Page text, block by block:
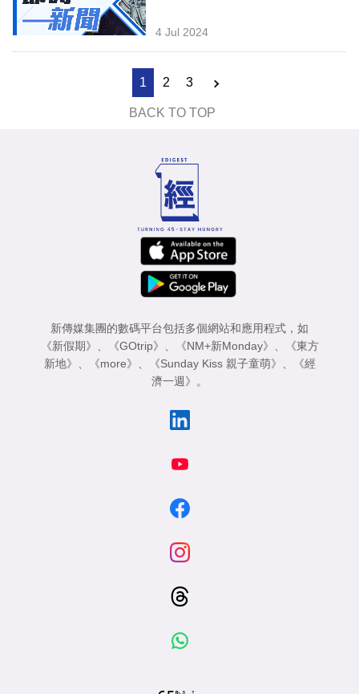
4 Jul 2024
1 2 3
BACK TO TOP
新傳媒集團的數碼平台包括多個網站和應用程式，如
《新假期》 、 《GOtrip》 、 《NM+新Monday》 、
《東方
新地》 、 《more》 、 《Sunday Kiss 親子童萌》 、
《經
濟一週》 。